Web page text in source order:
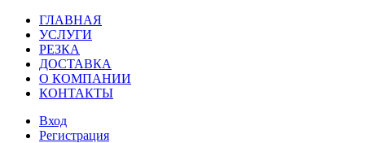
ГЛАВНАЯ
УСЛУГИ
РЕЗКА
ДОСТАВКА
О КОМПАНИИ
КОНТАКТЫ
Вход
Регистрация